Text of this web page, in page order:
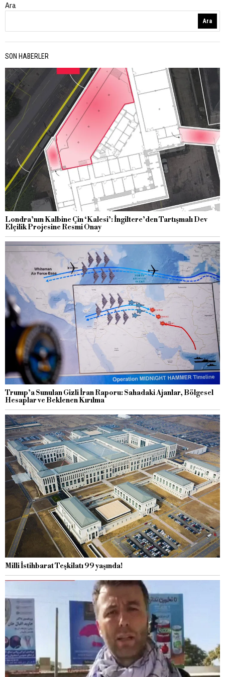
Ara
Ara
SON HABERLER
Londra’nın Kalbine Çin ‘Kalesi’: İngiltere’den Tartışmalı Dev
Elçilik Projesine Resmi Onay
Trump’a Sunulan Gizli İran Raporu: Sahadaki Ajanlar, Bölgesel
Hesaplar ve Beklenen Kırılma
Milli İstihbarat Teşkilatı 99 yaşında!